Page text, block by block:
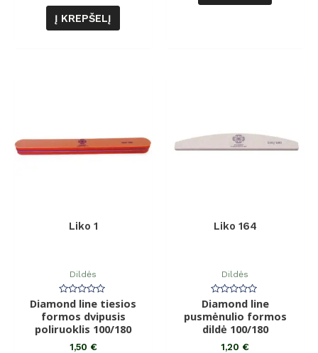
Į KREPŠELĮ
Liko 1
Dildės
Įvertinimas:
0
iš
5
Diamond line tiesios
formos dvipusis
poliruoklis 100/180
1,50 €
Liko 164
Dildės
Įvertinimas:
0
iš
5
Diamond line
pusmėnulio formos
dildė 100/180
1,20 €